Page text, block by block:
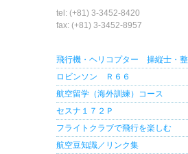
tel: (+81) 3-3452-8420
fax: (+81) 3-3452-8957
飛行機・ヘリコプター 操縦士・
ロビンソン Ｒ６６
航空留学（海外訓練）コース
セスナ１７２Ｐ
フライトクラブで飛行を楽しむ
航空豆知識／リンク集